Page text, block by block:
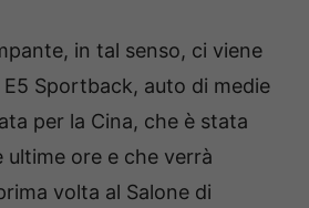
in tal senso, ci viene
E5 Sportback, auto di medie
per la Cina, che è stata
ultime ore e che verrà
volta al Salone di